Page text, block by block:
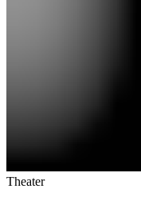
Theater